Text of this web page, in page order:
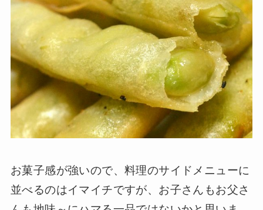
お菓子感が強いので、料理のサイドメニューに
並べるのはイマイチですが、お子さんもお父さ